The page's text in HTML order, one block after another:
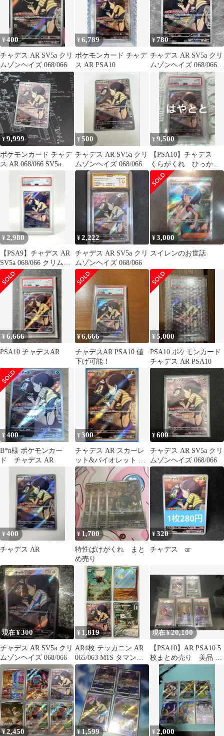
¥400
チャデス AR SV5a クリ
ムゾンヘイズ 068/066
¥6,789
ポケモンカード チャデ
ス AR PSA10
¥780
チャデス AR SV5a クリ
ムゾンヘイズ 068/066
たね ポケカ
¥9,999
ポケモンカード チャデ
ス AR 068/066 SV5a
¥500
チャデス AR SV5a クリ
ムゾンヘイズ 068/066
¥9,500
【PSA10】チャデス
くらがくれ ひっかけ
る AR
¥ 2,980
【PSA9】チャデス AR
SV5a 068/066 クリムゾ
ンヘイズ
¥2,222
チャデス AR SV5a クリ
ムゾンヘイズ 068/066
¥3,000
スイレンのお世話
¥6,666
PSA10 チャデスAR
¥6,666
チャデスAR PSA10 値
下げ可能！
¥5,000
PSA10 ポケモンカード
チャデス AR PSA10
¥400
B*n様 ポケモンカー
ド チャデス AR
¥300
チャデス AR スカーレ
ット&バイオレット 強
化拡張パック クリムゾ
ンヘイズ …
¥600
チャデス AR SV5a クリ
ムゾンヘイズ 068/066
¥400
チャデス AR
¥ 1,700
特性ばけがくれ まと
め売り
¥320
チャデス ar
現在 ¥300
チャデス AR SV5a クリ
ムゾンヘイズ 068/066
¥ 1,819
AR4枚 テッカニン AR
065/063 M1S タマンチ
ュラ AR 079/078 SV1V
チャデス AR 068/066
SV5a コフーライ AR
081/080 M3 ポケモンカ
ード PokemonCard
現在 ¥20,100
【PSA10】AR PSA10 5
枚まとめ売り 美品 ポ
ケモンカード ポケカ
¥2,450 ¥1,599 ¥ 2,000